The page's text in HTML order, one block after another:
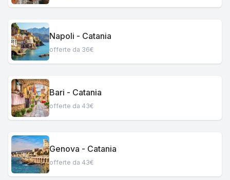
Napoli - Catania
offerte da 36€
Bari - Catania
offerte da 43€
Genova - Catania
offerte da 43€